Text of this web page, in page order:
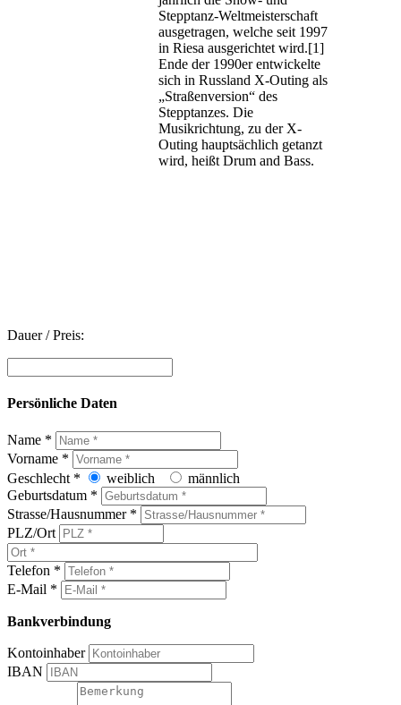
Stepptanz-Weltmeisterschaft
ausgetragen, welche seit 1997
in Riesa ausgerichtet wird.[1]
Ende der 1990er entwickelte
sich in Russland X-Outing als
„Straßenversion“ des
Stepptanzes. Die
Musikrichtung, zu der X-
Outing hauptsächlich getanzt
wird, heißt Drum and Bass.
Dauer / Preis:
Persönliche Daten
Name *
Vorname *
Geschlecht *
weiblich
männlich
Geburtsdatum *
Strasse/Hausnummer *
PLZ/Ort
Telefon *
E-Mail *
Bankverbindung
Kontoinhaber
IBAN